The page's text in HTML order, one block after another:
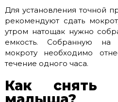
Для установления точной
рекомендуют сдать
утром натощак нужно
емкость. Собранную на
мокроту необходимо
течение одного часа.
Как снять